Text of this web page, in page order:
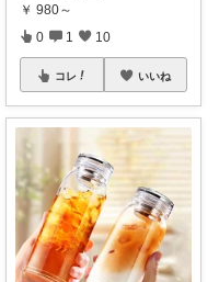
￥ 980～
0 1 10
コレ いいね